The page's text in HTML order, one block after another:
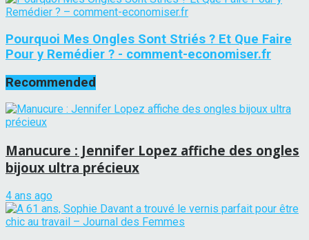
Pourquoi Mes Ongles Sont Striés ? Et Que Faire
Pour y Remédier ? - comment-economiser.fr
Recommended
Manucure : Jennifer Lopez affiche des ongles
bijoux ultra précieux
4 ans ago